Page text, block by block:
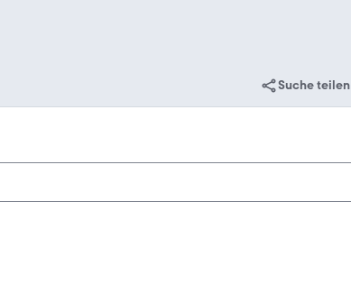
Suche teilen